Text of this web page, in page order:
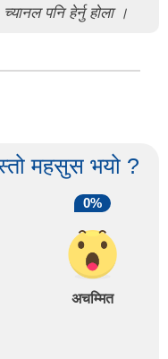
च्यानल पनि हेर्नु होला ।
महसुस भयो ?
0%
अचम्मित